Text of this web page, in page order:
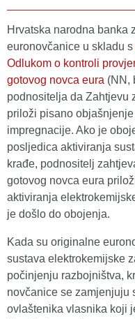
Hrvatska narodna banka
euronovčanice u skladu s
Odlukom o kontroli
gotovog novca eura (NN,
podnositelja da Zahtjevu
priloži pisano
impregnacije. Ako je
posljedica aktiviranja
krađe, podnositelj
gotovog novca eura
aktiviranja
je došlo do obojenja.
Kada su originalne
sustava elektrokemijske
počinjenju razbojništva,
novčanice se zamjenjuju
ovlaštenika vlasnika koji